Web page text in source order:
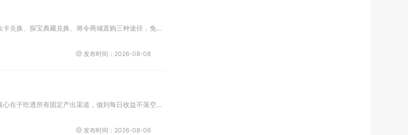
获取率土之滨关羽全新皮肤主要分为免费集卡兑换、探宝典藏兑换、将令商城直购三种途径，免费渠道依靠日常活跃积累道具集齐卡牌即...
发布时间：2026-08-08
想要在少年三国志中长期囤积海量元宝，核心在于吃透所有固定产出渠道，做到每日收益不落空、一次性奖励全部收割，同时严格控制非...
发布时间：2026-08-06